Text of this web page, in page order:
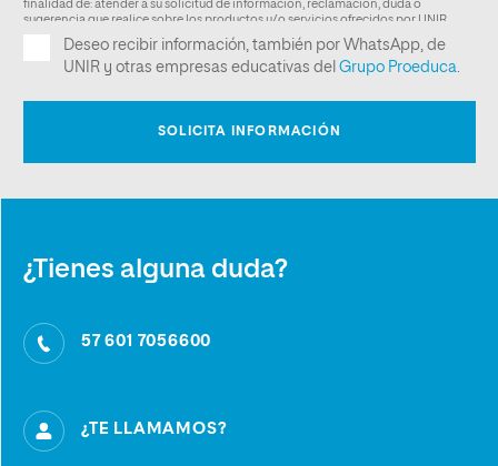
¿Tienes alguna duda?
57 601 7056600
¿TE LLAMAMOS?